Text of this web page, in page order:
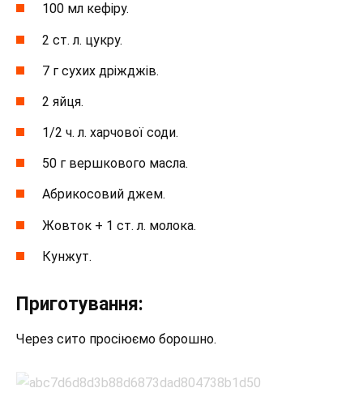
100 мл кефіру.
2 ст. л. цукру.
7 г сухих дріжджів.
2 яйця.
1/2 ч. л. харчової соди.
50 г вершкового масла.
Абрикосовий джем.
Жовток + 1 ст. л. молока.
Кунжут.
Приготування:
Через сито просіюємо борошно.